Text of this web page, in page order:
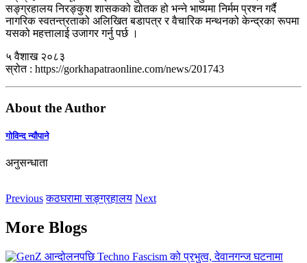
सङ्ग्रहालय निरङ्कुश शासकको द्योतक हो भन्ने भाष्यमा निर्मम प्रश्न गर्दै
नागरिक स्वतन्त्रताको अलिखित बडापत्र र वैचारिक मन्थनको केन्द्रका रूपमा
यसको महत्तालाई उजागर गर्नु पर्छ ।
५ वैशाख २०८३
स्रोत : https://gorkhapatraonline.com/news/201743
About the Author
गोविन्द न्यौपाने
अनुसन्धाता
Previous कठघरामा सङ्ग्रहालय Next
More Blogs